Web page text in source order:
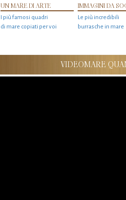
UN MARE DI ARTE
I più famosi quadri
di mare copiati per voi
IMMAGINI DA
Le più incredibili
burrasche in mare
VIDEOMARE